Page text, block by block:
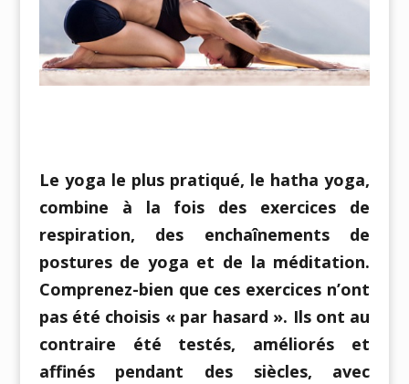
Le yoga le plus pratiqué, le hatha yoga,
combine à la fois des exercices de
respiration, des enchaînements de
postures de yoga et de la méditation.
Comprenez-bien que ces exercices n’ont
pas été choisis « par hasard ». Ils ont au
contraire été testés, améliorés et
affinés pendant des siècles, avec